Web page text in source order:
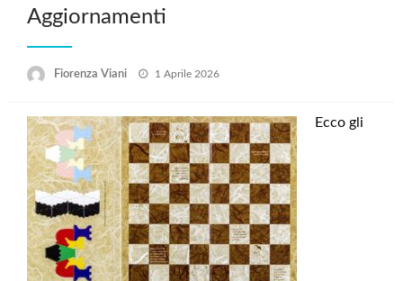
Aggiornamenti
Fiorenza Viani
Posted
1 Aprile 2026
Ecco gli